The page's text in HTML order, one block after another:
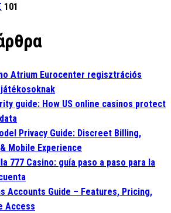
101
Atrium Eurocenter regisztrációs
guide: How US online casinos protect
Privacy Guide: Discreet Billing,
Mobile Experience
777 Casino: guía paso a paso para la
Accounts Guide – Features, Pricing,
Access